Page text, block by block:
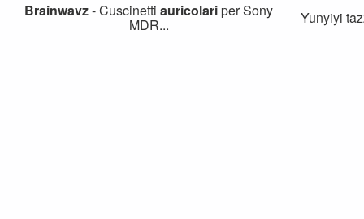
Brainwavz- Cuscinettiauricolariper Sony
MDR... Yunyiyi